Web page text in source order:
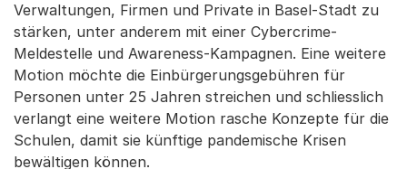
Verwaltungen, Firmen und Private in Basel-Stadt zu
stärken, unter anderem mit einer Cybercrime-
Meldestelle und Awareness-Kampagnen. Eine weitere
Motion möchte die Einbürgerungsgebühren für
Personen unter 25 Jahren streichen und schliesslich
verlangt eine weitere Motion rasche Konzepte für die
Schulen, damit sie künftige pandemische Krisen
bewältigen können.